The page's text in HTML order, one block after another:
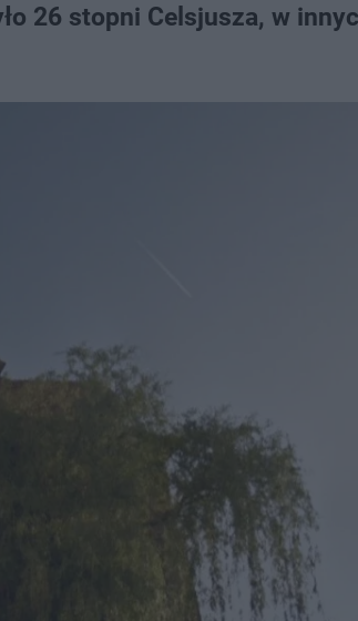
26 stopni Celsjusza, w